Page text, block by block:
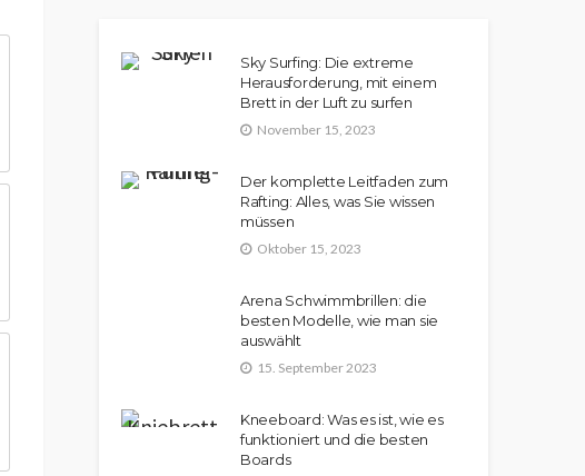
Sky Surfing: Die extreme
Herausforderung, mit einem
Brett in der Luft zu surfen
November 15, 2023
Der komplette Leitfaden zum
Rafting: Alles, was Sie wissen
müssen
Oktober 15, 2023
Arena Schwimmbrillen: die
besten Modelle, wie man sie
auswählt
15. September 2023
Kneeboard: Was es ist, wie es
funktioniert und die besten
Boards